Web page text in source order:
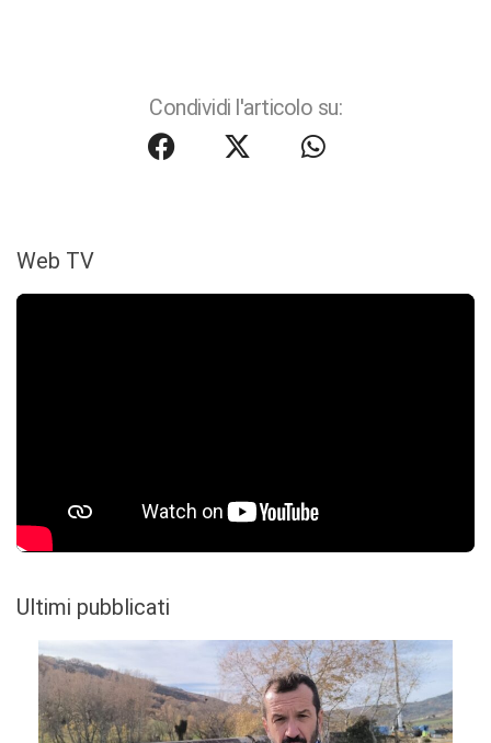
Condividi l'articolo su:
Web TV
Ultimi pubblicati